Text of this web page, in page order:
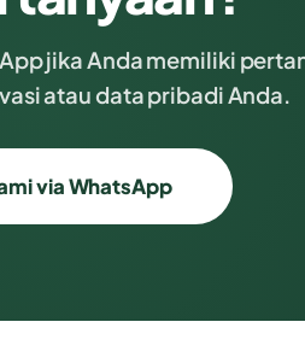
jika Anda memiliki
atau data pribadi Anda.
via WhatsApp